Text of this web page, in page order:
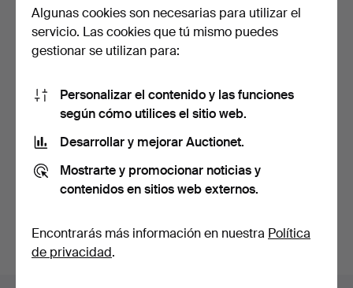
chapado en oro, c…
176 USD
Suscribir búsqueda
subastas concluidas.
Algunas cookies son necesarias para utilizar el
servicio. Las cookies que tú mismo puedes
gestionar se utilizan para:
Personalizar el contenido y las funciones
según cómo utilices el sitio web.
Desarrollar y mejorar Auctionet.
Mostrarte y promocionar noticias y
contenidos en sitios web externos.
Encontrarás más información en nuestra Política
de privacidad.